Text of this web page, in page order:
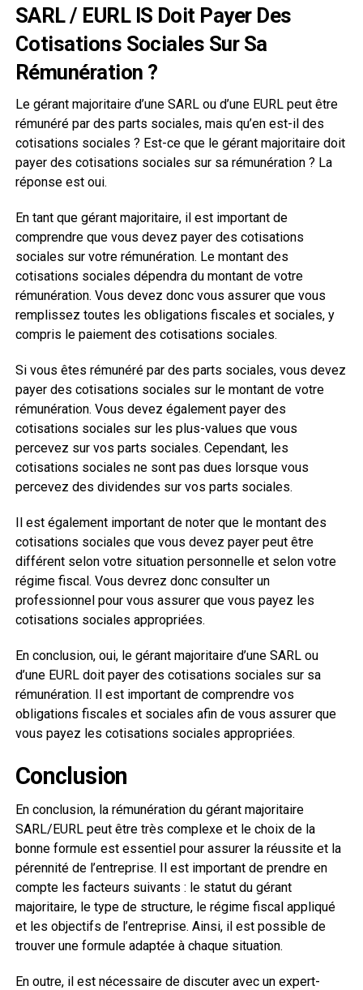
SARL / EURL IS Doit Payer Des
Cotisations Sociales Sur Sa
Rémunération ?
Le gérant majoritaire d’une SARL ou d’une EURL peut être
rémunéré par des parts sociales, mais qu’en est-il des
cotisations sociales ? Est-ce que le gérant majoritaire doit
payer des cotisations sociales sur sa rémunération ? La
réponse est oui.
En tant que gérant majoritaire, il est important de
comprendre que vous devez payer des cotisations
sociales sur votre rémunération. Le montant des
cotisations sociales dépendra du montant de votre
rémunération. Vous devez donc vous assurer que vous
remplissez toutes les obligations fiscales et sociales, y
compris le paiement des cotisations sociales.
Si vous êtes rémunéré par des parts sociales, vous devez
payer des cotisations sociales sur le montant de votre
rémunération. Vous devez également payer des
cotisations sociales sur les plus-values que vous
percevez sur vos parts sociales. Cependant, les
cotisations sociales ne sont pas dues lorsque vous
percevez des dividendes sur vos parts sociales.
Il est également important de noter que le montant des
cotisations sociales que vous devez payer peut être
différent selon votre situation personnelle et selon votre
régime fiscal. Vous devrez donc consulter un
professionnel pour vous assurer que vous payez les
cotisations sociales appropriées.
En conclusion, oui, le gérant majoritaire d’une SARL ou
d’une EURL doit payer des cotisations sociales sur sa
rémunération. Il est important de comprendre vos
obligations fiscales et sociales afin de vous assurer que
vous payez les cotisations sociales appropriées.
Conclusion
En conclusion, la rémunération du gérant majoritaire
SARL/EURL peut être très complexe et le choix de la
bonne formule est essentiel pour assurer la réussite et la
pérennité de l’entreprise. Il est important de prendre en
compte les facteurs suivants : le statut du gérant
majoritaire, le type de structure, le régime fiscal appliqué
et les objectifs de l’entreprise. Ainsi, il est possible de
trouver une formule adaptée à chaque situation.
En outre, il est nécessaire de discuter avec un expert-